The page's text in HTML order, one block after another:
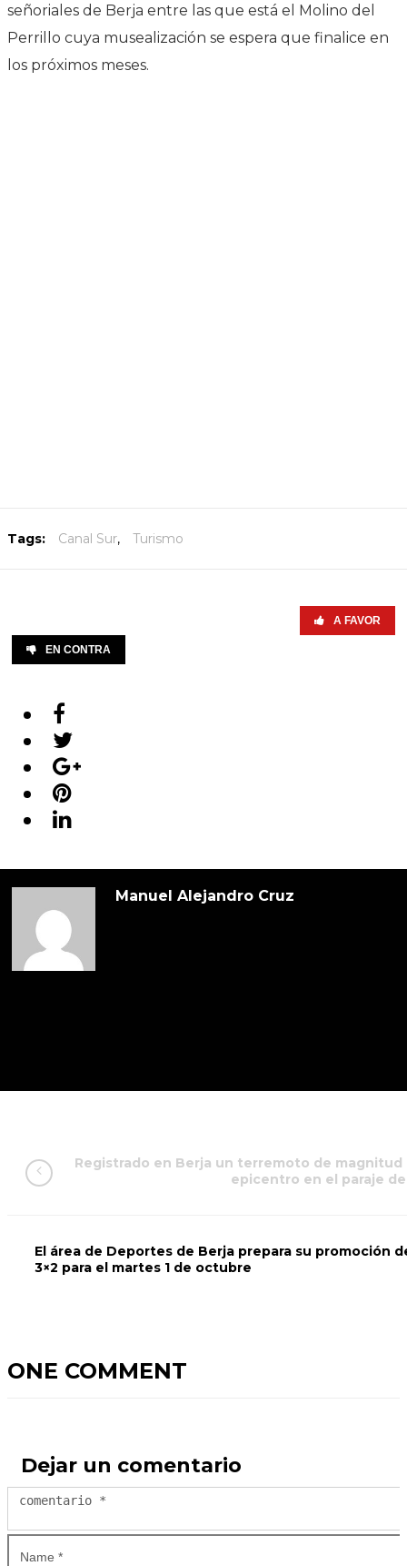
señoriales de Berja entre las que está el Molino del
Perrillo cuya musealización se espera que finalice en
los próximos meses.
Tags: Canal Sur, Turismo
A FAVOR
EN CONTRA
Manuel Alejandro Cruz
Registrado en Berja un terremoto de magnitud
epicentro en el paraje
El área de Deportes de Berja prepara su promoción
3×2 para el martes 1 de octubre
ONE COMMENT
Dejar un comentario